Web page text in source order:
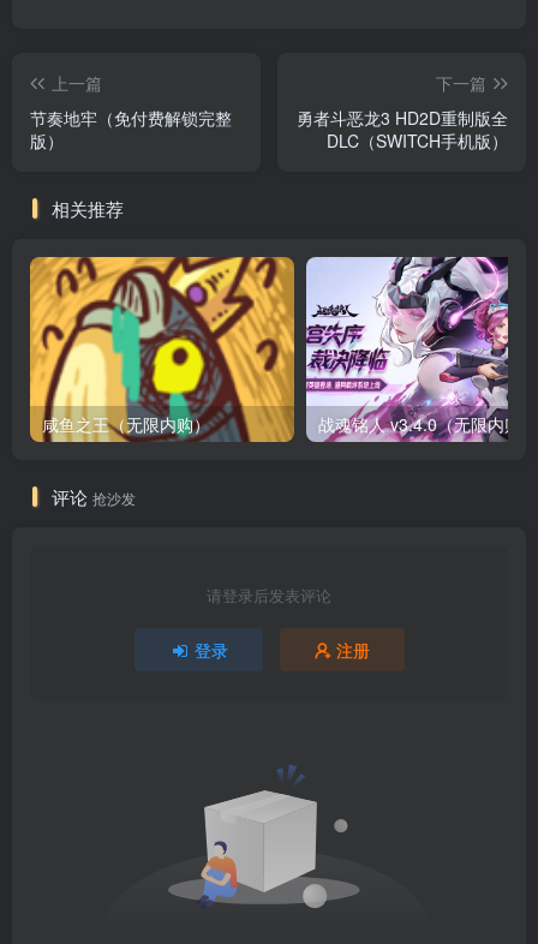
上一篇
节奏地牢（免付费解锁完整
版）
下一篇
勇者斗恶龙3 HD2D重制版全
DLC（SWITCH手机版）
相关推荐
咸鱼之王（无限内购）
评论 抢沙发
请登录后发表评论
登录 注册